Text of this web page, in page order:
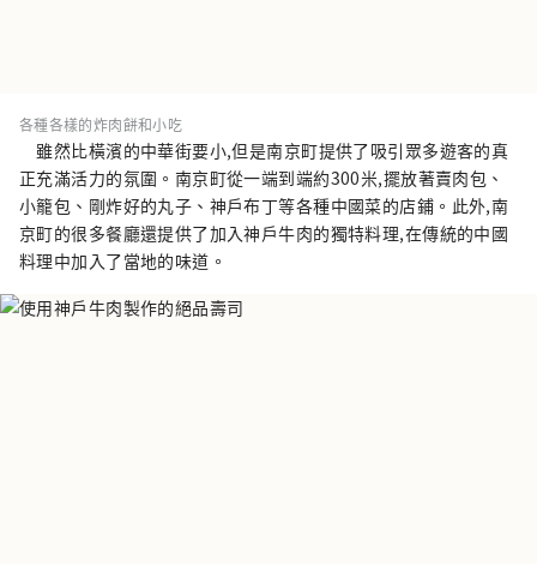
各種各樣的炸肉餅和小吃
雖然比橫濱的中華街要小,但是南京町提供了吸引眾多遊客的真
正充滿活力的氛圍。南京町從一端到端約300米,擺放著賣肉包、
小籠包、剛炸好的丸子、神戶布丁等各種中國菜的店鋪。此外,南
京町的很多餐廳還提供了加入神戶牛肉的獨特料理,在傳統的中國
料理中加入了當地的味道。